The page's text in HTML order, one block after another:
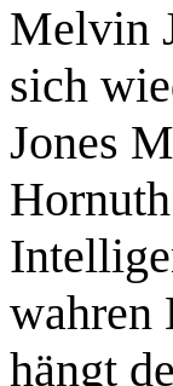
Melvin
sich
Jones
wahren
hängt